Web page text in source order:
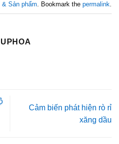
& Sản phẩm. Bookmark the permalink.
Cảm biến phát hiện rò rỉ
xăng dầu